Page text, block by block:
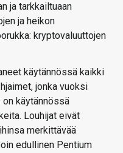
ja tarkkailtuaan
ja heikon
kryptovaluuttojen
käytännössä kaikki
jonka vuoksi
käytännössä
Louhijat eivät
merkittävää
edullinen Pentium